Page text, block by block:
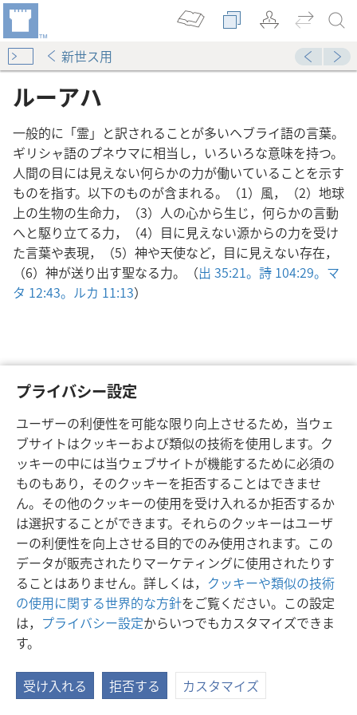
プライバシー設定
ユーザーの利便性を可能な限り向上させるため，当ウェ
ブサイトはクッキーおよび類似の技術を使用します。ク
ッキーの中には当ウェブサイトが機能するために必須の
ものもあり，そのクッキーを拒否することはできませ
ん。その他のクッキーの使用を受け入れるか拒否するか
は選択することができます。それらのクッキーはユーザ
ーの利便性を向上させる目的でのみ使用されます。この
データが販売されたりマーケティングに使用されたりす
ることはありません。詳しくは， クッキーや類似の技術
の使用に関する世界的な方針をご覧ください。この設定
は， プライバシー設定からいつでもカスタマイズできま
す。
受け入れる 拒否する カスタマイズ
新世ス用
ルーアハ
一般的に「霊」と訳されることが多いヘブライ語の言葉。
ギリシャ語のプネウマに相当し，いろいろな意味を持つ。
人間の目には見えない何らかの力が働いていることを示す
ものを指す。以下のものが含まれる。（1）風，（2）地球
上の生物の生命力，（3）人の心から生じ，何らかの言動
へと駆り立てる力，（4）目に見えない源からの力を受け
た言葉や表現，（5）神や天使など，目に見えない存在，
（6）神が送り出す聖なる力。（出 35:21。 詩 104:29。 マ
タ 12:43。 ルカ 11:13）
日本語 シェアする 設定
Copyright
© 2026 Watch Tower Bible and Tract Society of Pennsylvania
利用規約
プライバシーに関する方針 プライバシー設定
JW.ORG
ログイン